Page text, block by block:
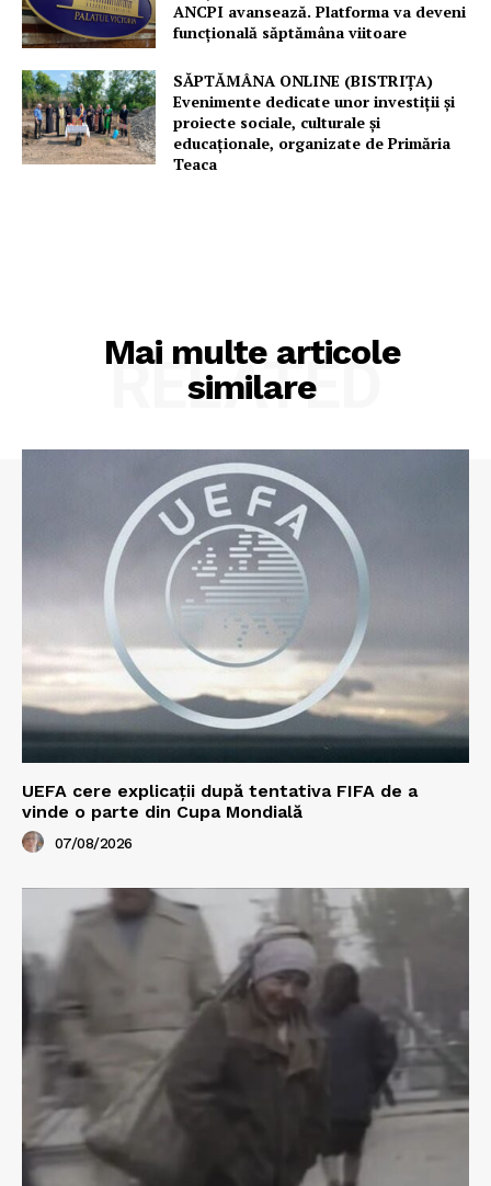
ANCPI avansează. Platforma va deveni
funcțională săptămâna viitoare
SĂPTĂMÂNA ONLINE (BISTRIȚA)
Evenimente dedicate unor investiții și
proiecte sociale, culturale și
educaționale, organizate de Primăria
Teaca
Mai multe articole
similare
RELATED
UEFA cere explicații după tentativa FIFA de a
vinde o parte din Cupa Mondială
07/08/2026